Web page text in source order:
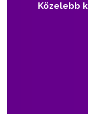
Közelebb